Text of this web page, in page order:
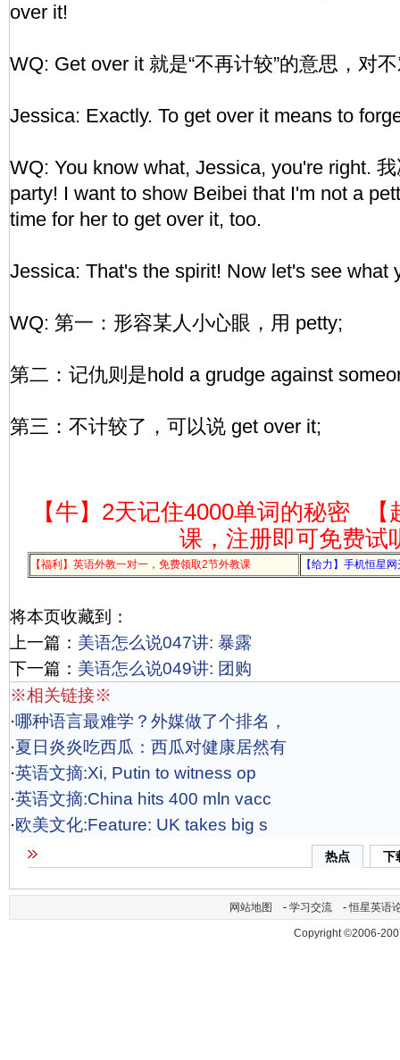
over it!
WQ: Get over it 就是“不再计较”的意思，对
Jessica: Exactly. To get over it means to
WQ: You know what, Jessica, you're right.
party! I want to show Beibei that I'm not a
time for her to get over it, too.
Jessica: That's the spirit! Now let's see what
WQ: 第一：形容某人小心眼，用 petty;
第二：记仇则是hold a grudge against
第三：不计较了，可以说 get over it;
【牛】2天记住4000单词的秘密
课，注册即可免费试
【福利】英语外教一对一，免费领取2节外教课 【给力】手机恒星
将本页收藏到：
上一篇： 美语怎么说047讲: 暴露
下一篇： 美语怎么说049讲: 团购
※相关链接※
·哪种语言最难学？外媒做了个排名，
·夏日炎炎吃西瓜：西瓜对健康居然有
·英语文摘:Xi, Putin to witness op
·英语文摘:China hits 400 mln vacc
·欧美文化:Feature: UK takes big s
热点 下
网站地图 - 学习交流 -恒星英语
Copyright ©2006-